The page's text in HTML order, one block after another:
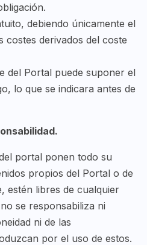
debiendo únicamente el
derivados del coste
del Portal puede suponer el
lo que se indicara antes de
portal ponen todo su
propios del Portal o de
estén libres de cualquier
se responsabiliza ni
ni de las
por el uso de estos.